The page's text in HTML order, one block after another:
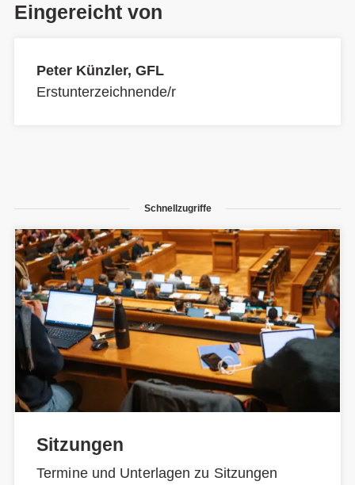
Eingereicht von
Peter Künzler, GFL
Erstunterzeichnende/r
Schnellzugriffe
Sitzungen
Termine und Unterlagen zu Sitzungen